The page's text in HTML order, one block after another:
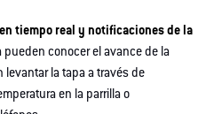
tiempo real y notificaciones de la
pueden conocer el avance de la
la tapa a través de
en la parrilla o